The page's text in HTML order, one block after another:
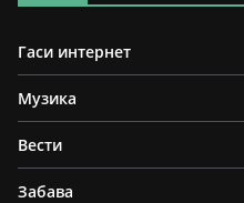
Гаси интернет
Музика
Вести
Забава